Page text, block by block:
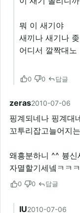
뭐 이 새기야
새끼나 새기나
어디서 깔짝대노
0 0 답글
zeras2010-07-06
핑계되네나 핑계대
꼬투리잡고늘어지
왜흥분하니 ^^ 븅신
자멸할기세넼ㅋㅋ
0 0 답글
IU2010-07-06